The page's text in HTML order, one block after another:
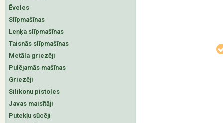
Ēveles
Slīpmašīnas
Leņķa slīpmašīnas
Taisnās slīpmašīnas
Metāla griezēji
Pulējamās mašīnas
Griezēji
Silikonu pistoles
Javas maisītāji
Putekļu sūcēji